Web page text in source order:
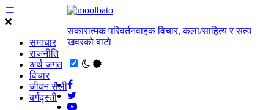
समाचार
राजनीति
अर्थ जगत
विचार
जीवन सैली
बर्गदृस्ती
सकारात्मक परिवर्तनवाहक विचार, कला/साहित्य र सत्य
खवरको बाटाे